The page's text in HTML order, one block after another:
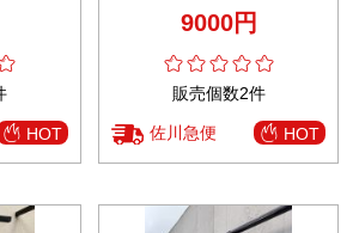
HOT
9000円
販売個数2件
佐川急便 HOT